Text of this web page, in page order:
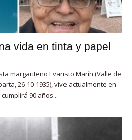
vida en tinta y papel
margariteño Evaristo Marín (Valle de
26-10-1935), vive actualmente en
90 años...